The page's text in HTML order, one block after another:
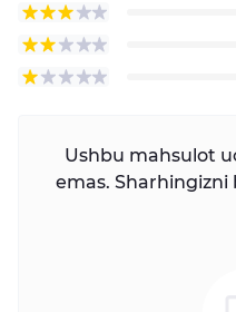
Ushbu mahsulot
emas.